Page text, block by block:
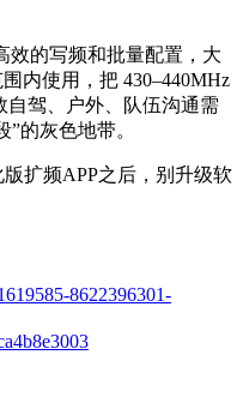
效的写频和批量配置，大
内使用，把 430–440MHz
自驾、户外、队伍沟通需
的灰色地带。
扩频APP之后，别升级软
8622396301-